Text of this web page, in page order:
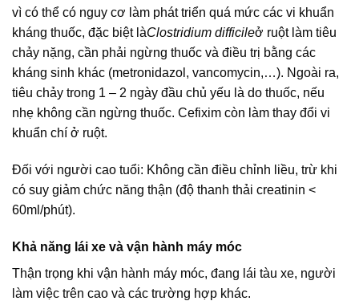
vì có thể có nguy cơ làm phát triển quá mức các vi khuẩn
kháng thuốc, đặc biệt làClostridium difficileở ruột làm tiêu
chảy nặng, cần phải ngừng thuốc và điều trị bằng các
kháng sinh khác (metronidazol, vancomycin,…). Ngoài ra,
tiêu chảy trong 1 – 2 ngày đầu chủ yếu là do thuốc, nếu
nhẹ không cần ngừng thuốc. Cefixim còn làm thay đổi vi
khuẩn chí ở ruột.
Đối với người cao tuổi: Không cần điều chỉnh liều, trừ khi
có suy giảm chức năng thận (độ thanh thải creatinin <
60ml/phút).
Khả năng lái xe và vận hành máy móc
Thận trọng khi vận hành máy móc, đang lái tàu xe, người
làm việc trên cao và các trường hợp khác.